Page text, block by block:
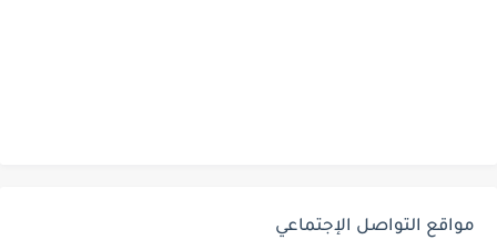
مواقع التواصل الإجتماعي